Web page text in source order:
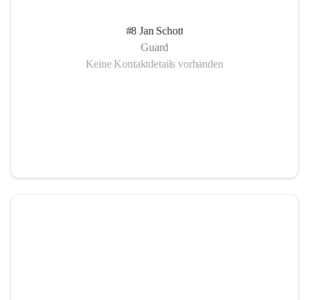
#8 Jan Schott
Guard
Keine Kontaktdetails vorhanden